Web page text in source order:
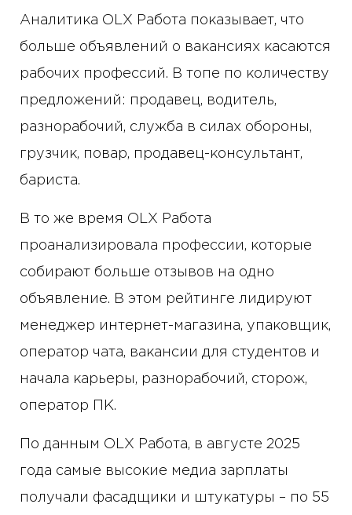
Аналитика OLX Работа показывает, что
больше объявлений о вакансиях касаются
рабочих профессий. В топе по количеству
предложений: продавец, водитель,
разнорабочий, служба в силах обороны,
грузчик, повар, продавец-консультант,
бариста.
В то же время OLX Работа
проанализировала профессии, которые
собирают больше отзывов на одно
объявление. В этом рейтинге лидируют
менеджер интернет-магазина, упаковщик,
оператор чата, вакансии для студентов и
начала карьеры, разнорабочий, сторож,
оператор ПК.
По данным OLX Работа, в августе 2025
года самые высокие медиа зарплаты
получали фасадщики и штукатуры – по 55